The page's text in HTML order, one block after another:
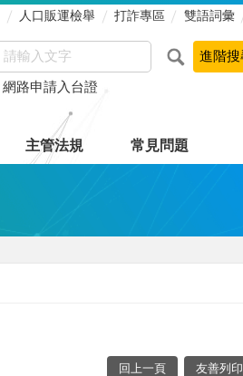
人口販運檢舉 打詐專區 雙語詞彙
網路申請入台證
主管法規 常見問題
回上一頁 友善列印